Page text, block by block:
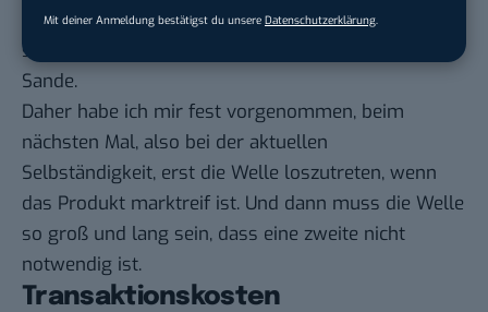
Mit deiner Anmeldung bestätigst du unsere Datenschutzerklärung
nicht selbständig mitspielen und voll überzeugt
sind, dann verläuft sich das Ganze einfach im
Sande.
Daher habe ich mir fest vorgenommen, beim
nächsten Mal, also bei der aktuellen
Selbständigkeit, erst die Welle loszutreten, wenn
das Produkt marktreif ist. Und dann muss die Welle
so groß und lang sein, dass eine zweite nicht
notwendig ist.
Transaktionskosten